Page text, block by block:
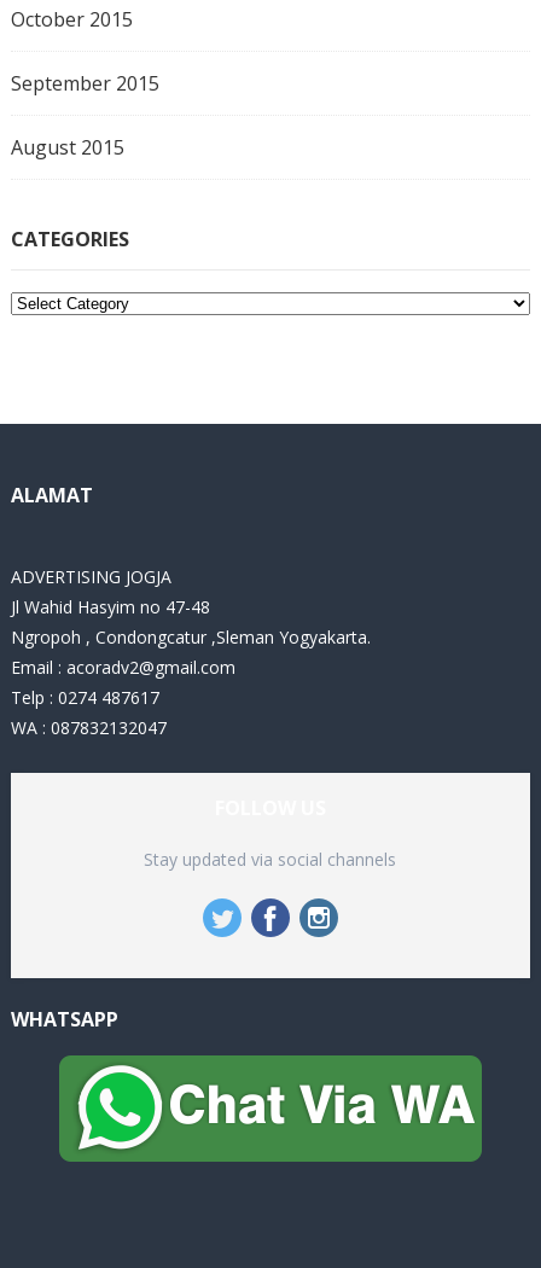
October 2015
September 2015
August 2015
CATEGORIES
C
i
ALAMAT
ADVERTISING JOGJA
Jl Wahid Hasyim no 47-48
Ngropoh , Condongcatur ,Sleman Yogyakarta.
Email : acoradv2@gmail.com
Telp : 0274 487617
WA : 087832132047
Stay updated via social channels
WHATSAPP